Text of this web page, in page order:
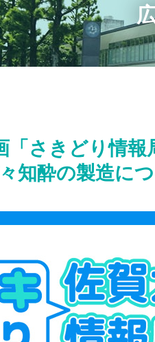
「さきどり情報
知酔の製造に